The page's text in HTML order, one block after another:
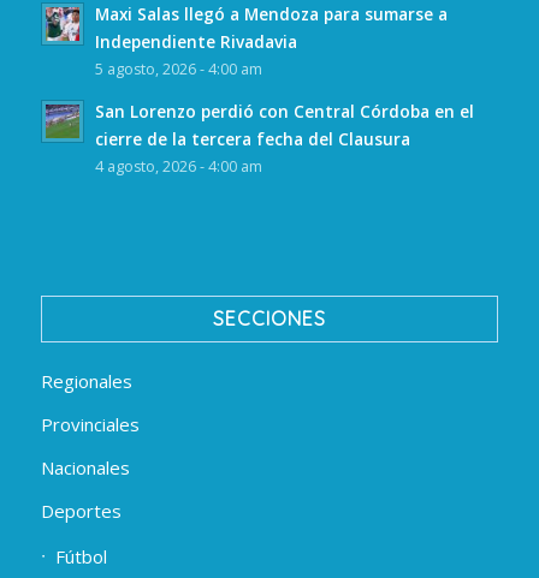
Maxi Salas llegó a Mendoza para sumarse a
Independiente Rivadavia
5 agosto, 2026 - 4:00 am
San Lorenzo perdió con Central Córdoba en el
cierre de la tercera fecha del Clausura
4 agosto, 2026 - 4:00 am
SECCIONES
Regionales
Provinciales
Nacionales
Deportes
Fútbol